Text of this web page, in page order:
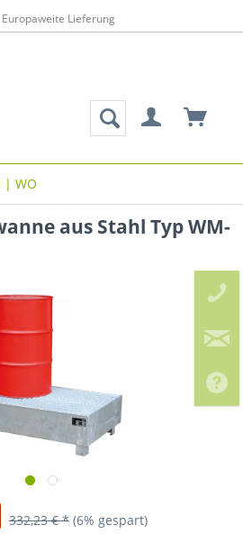
Europaweite Lieferung
| WO
aus Stahl Typ WM-
332,23 € * (6% gespart)